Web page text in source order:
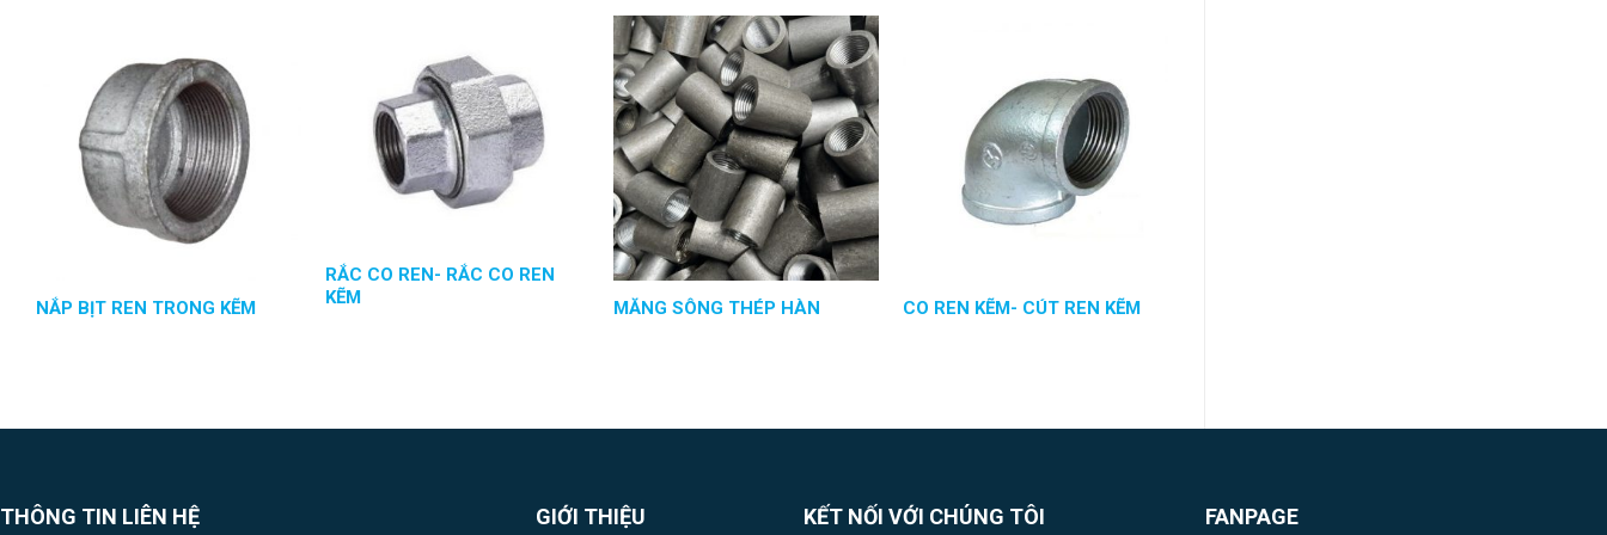
NẮP BỊT REN TRONG KẼM
RẮC CO REN- RẮC CO REN
KẼM
MĂNG SÔNG THÉP HÀN CO REN KẼM- CÚT REN KẼM
THÔNG TIN LIÊN HỆ GIỚI THIỆU KẾT NỐI VỚI CHÚNG TÔI FANPAGE